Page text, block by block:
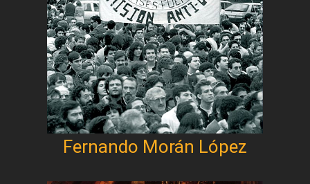
Fernando Morán López